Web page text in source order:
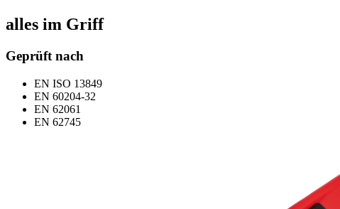
alles im Griff
Geprüft nach
EN ISO 13849
EN 60204-32
EN 62061
EN 62745